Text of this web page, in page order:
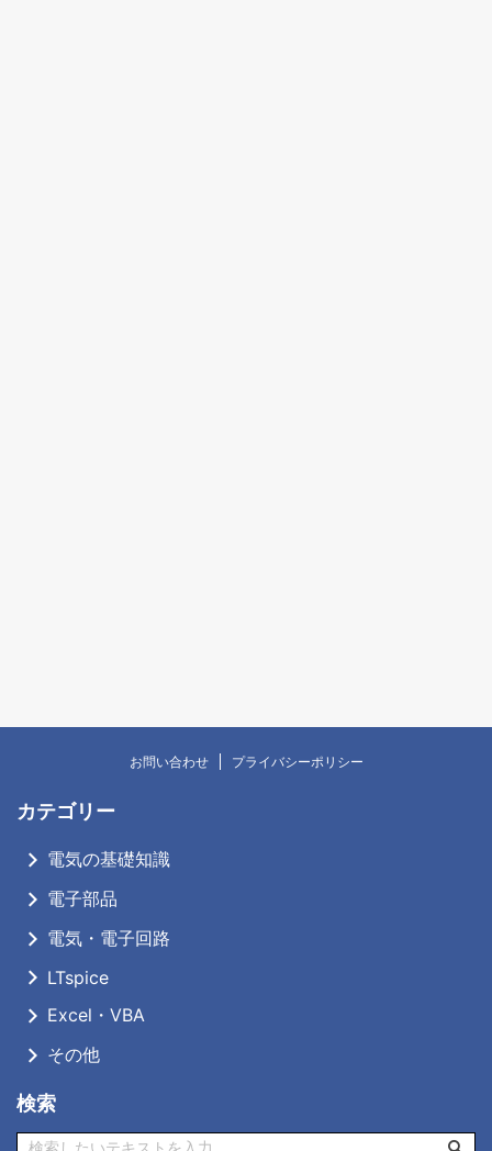
お問い合わせ プライバシーポリシー
カテゴリー
電気の基礎知識
電子部品
電気・電子回路
LTspice
Excel・VBA
その他
検索